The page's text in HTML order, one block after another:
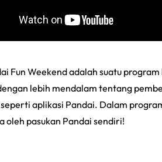
Fun Weekend adalah suatu
lebih mendalam tentang
aplikasi Pandai. Dalam
oleh pasukan Pandai sendiri!